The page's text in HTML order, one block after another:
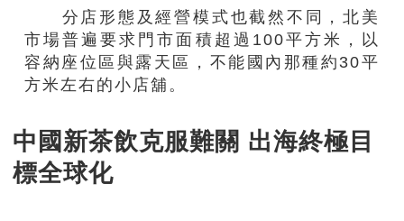
分店形態及經營模式也截然不同，北美
市場普遍要求門市面積超過100平方米，以
容納座位區與露天區，不能國內那種約30平
方米左右的小店舖。
中國新茶飲克服難關 出海終極目
標全球化